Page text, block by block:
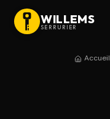
WILLEMS
SERRURIER
Accueil